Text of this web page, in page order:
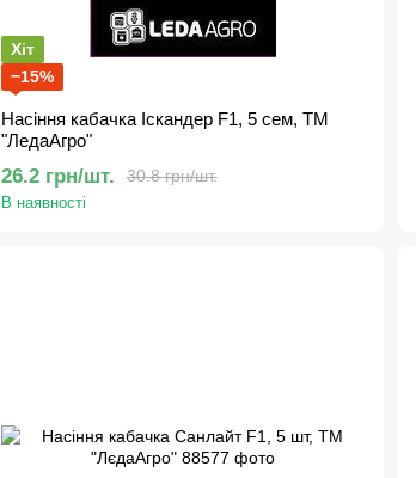
Хіт
−15%
Насіння кабачка Іскандер F1, 5 сем, ТМ
"ЛедаАгро"
30.8 грн/шт.
26.2 грн/шт.
В наявності